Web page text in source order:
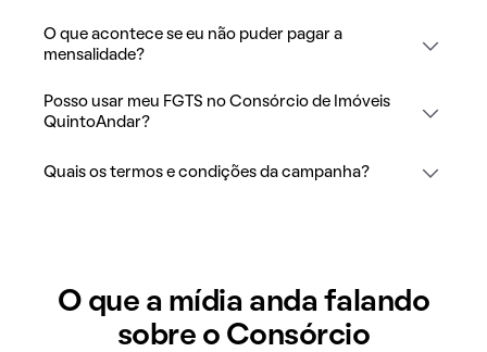
O que acontece se eu não puder pagar a
mensalidade?
Posso usar meu FGTS no Consórcio de Imóveis
QuintoAndar?
Quais os termos e condições da campanha?
O que a mídia anda falando
sobre o Consórcio